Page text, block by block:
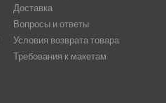
Доставка
Вопросы и ответы
Условия возврата товара
Требования к макетам